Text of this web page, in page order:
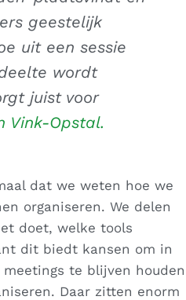
geestelijk
uit een sessie
wordt
juist voor
Vink-Opstal.
dat we weten hoe we
organiseren. We delen
doet, welke tools
dit biedt kansen om in
te blijven houden
Daar zitten enorm